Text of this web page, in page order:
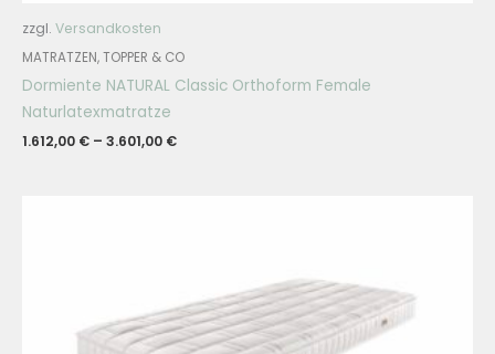
zzgl. Versandkosten
MATRATZEN, TOPPER & CO
Dormiente NATURAL Classic Orthoform Female
Naturlatexmatratze
1.612,00 € – 3.601,00 €